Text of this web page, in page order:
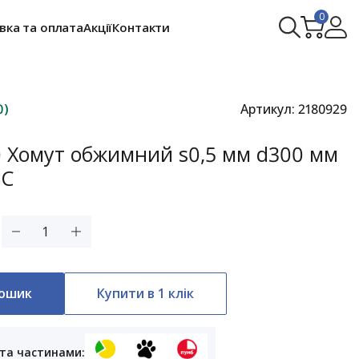
та оплатаАкціїКонтакти
0
Артикул: 2180929
Хомут обжимний s0,5 мм d300 мм
Купити в 1 клік
частинами: